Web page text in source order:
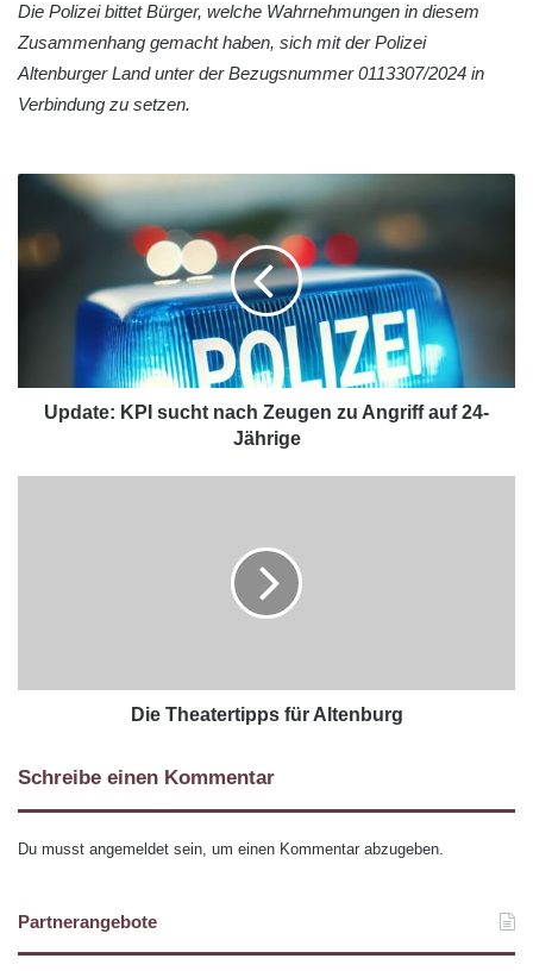
Die Polizei bittet Bürger, welche Wahrnehmungen in diesem
Zusammenhang gemacht haben, sich mit der Polizei
Altenburger Land unter der Bezugsnummer 0113307/2024 in
Verbindung zu setzen.
Update: KPI sucht nach Zeugen zu Angriff auf 24-
Jährige
Die Theatertipps für Altenburg
Schreibe einen Kommentar
Du musst angemeldet sein, um einen Kommentar abzugeben.
Partnerangebote